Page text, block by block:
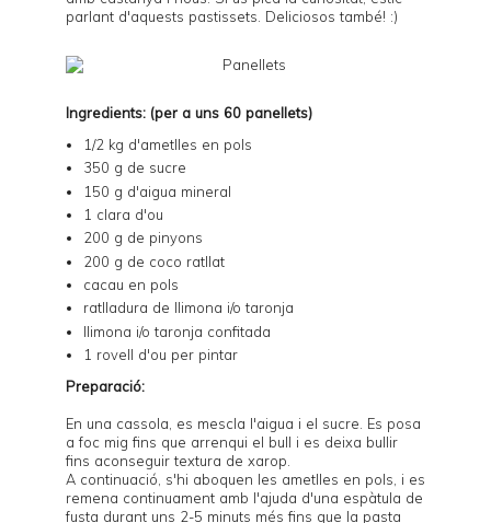
parlant d'aquests pastissets . Deliciosos també! :)
Ingredients: (per a uns 60 panellets)
1/2 kg d'ametlles en pols
350 g de sucre
150 g d'aigua mineral
1 clara d'ou
200 g de pinyons
200 g de coco ratllat
cacau en pols
ratlladura de llimona i/o taronja
llimona i/o taronja confitada
1 rovell d'ou per pintar
Preparació:
En una cassola, es mescla l'aigua i el sucre. Es posa
a foc mig fins que arrenqui el bull i es deixa bullir
fins aconseguir textura de xarop.
A continuació, s'hi aboquen les ametlles en pols, i es
remena continuament amb l'ajuda d'una espàtula de
fusta durant uns 2-5 minuts més fins que la pasta